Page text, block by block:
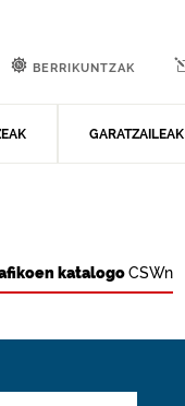
GARATZAILEAK
BERRIKUNTZAK
katalogoCSWn